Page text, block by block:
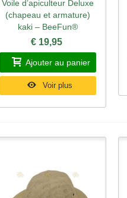
Aperçu rapide
Voile d’apiculteur Deluxe
(chapeau et armature)
kaki – BeeFun®
€ 19,95
Ajouter au panier
Voir plus